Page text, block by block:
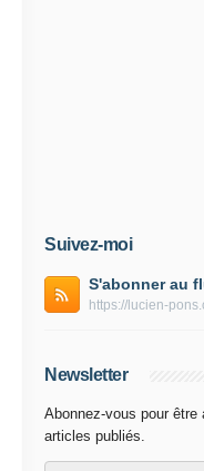
Suivez-moi
S'abonner au
https://lucien-
Newsletter
Abonnez-vous pour être
articles publiés.